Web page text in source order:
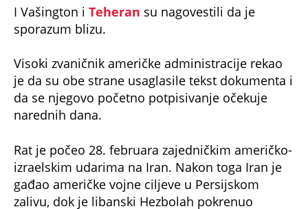
I Vašington i Teheran su nagovestili da je
sporazum blizu.
Visoki zvaničnik američke administracije rekao
je da su obe strane usaglasile tekst dokumenta i
da se njegovo početno potpisivanje očekuje
narednih dana.
Rat je počeo 28. februara zajedničkim američko-
izraelskim udarima na Iran. Nakon toga Iran je
gađao američke vojne ciljeve u Persijskom
zalivu, dok je libanski Hezbolah pokrenuo